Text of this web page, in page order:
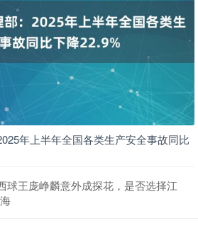
年上半年全国各类生产安全事故同比
球王庞峥麟意外成探花，是否选择江